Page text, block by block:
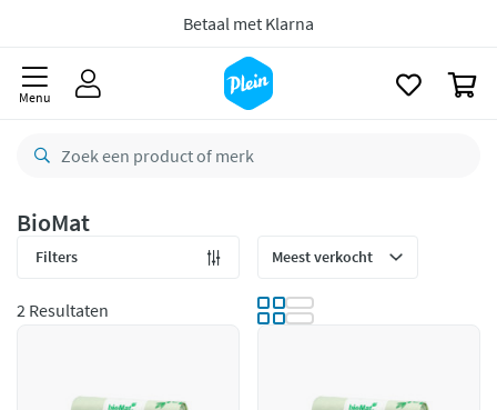
8,8/10Goed
CO2 neutraal
Menu
BioMat
Filters
2 Resultaten